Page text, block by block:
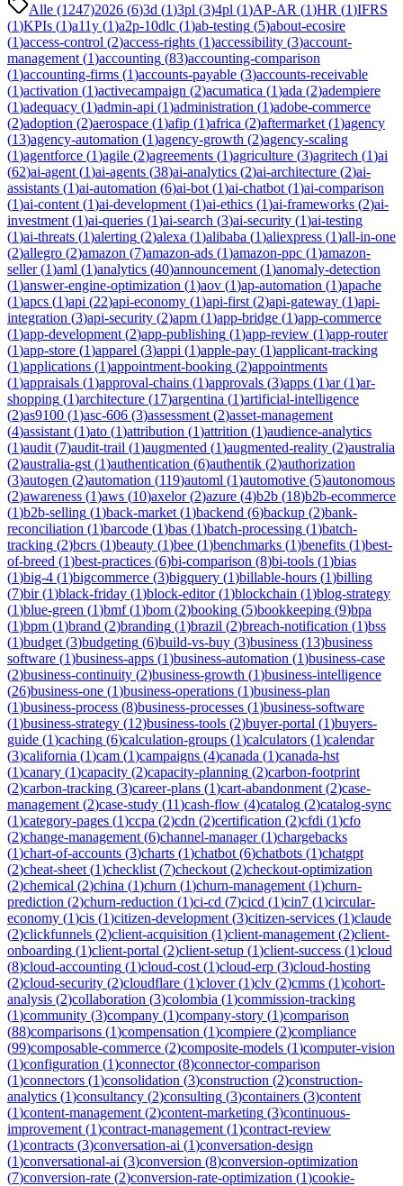
Alle (1247)2026 (6)3d (1)3pl (3)4pl (1)AP-AR (1)HR (1)IFRS
(1)KPIs (1)a11y (1)a2p-10dlc (1)ab-testing (5)about-ecosire
(1)access-control (2)access-rights (1)accessibility (3)account-
management (1)accounting (83)accounting-comparison
(1)accounting-firms (1)accounts-payable (3)accounts-receivable
(1)activation (1)activecampaign (2)acumatica (1)ada (2)adempiere
(1)adequacy (1)admin-api (1)administration (1)adobe-commerce
(2)adoption (2)aerospace (1)afip (1)africa (2)aftermarket (1)agency
(13)agency-automation (1)agency-growth (2)agency-scaling
(1)agentforce (1)agile (2)agreements (1)agriculture (3)agritech (1)ai
(62)ai-agent (1)ai-agents (38)ai-analytics (2)ai-architecture (2)ai-
assistants (1)ai-automation (6)ai-bot (1)ai-chatbot (1)ai-comparison
(1)ai-content (1)ai-development (1)ai-ethics (1)ai-frameworks (2)ai-
investment (1)ai-queries (1)ai-search (3)ai-security (1)ai-testing
(1)ai-threats (1)alerting (2)alexa (1)alibaba (1)aliexpress (1)all-in-one
(2)allegro (2)amazon (7)amazon-ads (1)amazon-ppc (1)amazon-
seller(1)aml (1)analytics (40)announcement (1)anomaly-detection
(1)answer-engine-optimization (1)aov (1)ap-automation (1)apache
(1)apcs (1)api (22)api-economy (1)api-first (2)api-gateway (1)api-
integration (3)api-security (2)apm (1)app-bridge (1)app-commerce
(1)app-development (2)app-publishing (1)app-review (1)app-router
(1)app-store (1)apparel (3)appi (1)apple-pay (1)applicant-tracking
(1)applications (1)appointment-booking (2)appointments
(1)appraisals (1)approval-chains (1)approvals (3)apps (1)ar(1)ar-
shopping (1)architecture (17)argentina (1)artificial-intelligence
(2)as9100 (1)asc-606 (3)assessment (2)asset-management
(4)assistant (1)ato (1)attribution (1)attrition (1)audience-analytics
(1)audit (7)audit-trail (1)augmented (1)augmented-reality (2)australia
(2)australia-gst (1)authentication (6)authentik (2)authorization
(3)autogen (2)automation (119)automl (1)automotive (5)autonomous
(2)awareness (1)aws (10)axelor(2)azure (4)b2b (18)b2b-ecommerce
(1)b2b-selling (1)back-market (1)backend (6)backup (2)bank-
reconciliation (1)barcode (1)bas (1)batch-processing (1)batch-
tracking (2)bcrs (1)beauty (1)bee (1)benchmarks (1)benefits (1)best-
of-breed (1)best-practices (6)bi-comparison (8)bi-tools (1)bias
(1)big-4 (1)bigcommerce (3)bigquery (1)billable-hours (1)billing
(7)bir(1)black-friday (1)block-editor(1)blockchain (1)blog-strategy
(1)blue-green (1)bmf(1)bom (2)booking (5)bookkeeping (9)bpa
(1)bpm (1)brand (2)branding (1)brazil (2)breach-notification (1)bss
(1)budget (3)budgeting (6)build-vs-buy (3)business (13)business
software (1)business-apps (1)business-automation (1)business-case
(2)business-continuity (2)business-growth (1)business-intelligence
(26)business-one (1)business-operations (1)business-plan
(1)business-process (8)business-processes (1)business-software
(1)business-strategy (12)business-tools (2)buyer-portal (1)buyers-
guide (1)caching (6)calculation-groups (1)calculators (1)calendar
(3)california (1)cam (1)campaigns (4)canada (1)canada-hst
(1)canary (1)capacity (2)capacity-planning (2)carbon-footprint
(2)carbon-tracking (3)career-plans (1)cart-abandonment (2)case-
management (2)case-study (11)cash-flow (4)catalog (2)catalog-sync
(1)category-pages (1)ccpa (2)cdn (2)certification (2)cfdi (1)cfo
(2)change-management (6)channel-manager(1)chargebacks
(1)chart-of-accounts (3)charts (1)chatbot (6)chatbots (1)chatgpt
(2)cheat-sheet (1)checklist (7)checkout (2)checkout-optimization
(2)chemical (2)china (1)churn (1)churn-management (1)churn-
prediction (2)churn-reduction (1)ci-cd (7)cicd (1)cin7 (1)circular-
economy (1)cis (1)citizen-development (3)citizen-services (1)claude
(2)clickfunnels (2)client-acquisition (1)client-management (2)client-
onboarding (1)client-portal (2)client-setup (1)client-success (1)cloud
(8)cloud-accounting (1)cloud-cost (1)cloud-erp (3)cloud-hosting
(2)cloud-security (2)cloudflare (1)clover(1)clv (2)cmms (1)cohort-
analysis (2)collaboration (3)colombia (1)commission-tracking
(1)community (3)company (1)company-story (1)comparison
(88)comparisons (1)compensation (1)compiere (2)compliance
(99)composable-commerce (2)composite-models (1)computer-vision
(1)configuration (1)connector(8)connector-comparison
(1)connectors (1)consolidation (3)construction (2)construction-
analytics (1)consultancy (2)consulting (3)containers (3)content
(1)content-management (2)content-marketing (3)continuous-
improvement (1)contract-management (1)contract-review
(1)contracts (3)conversation-ai (1)conversation-design
(1)conversational-ai (3)conversion (8)conversion-optimization
(7)conversion-rate (2)conversion-rate-optimization (1)cookie-